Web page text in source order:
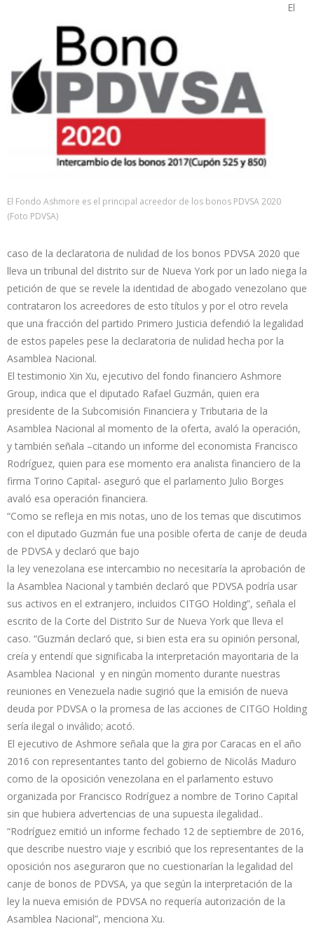
El Fondo Ashmore es el principal acreedor de los bonos PDVSA 2020
(Foto PDVSA)
El
caso de la declaratoria de nulidad de los bonos PDVSA 2020 que
lleva un tribunal del distrito sur de Nueva York por un lado niega la
petición de que se revele la identidad de abogado venezolano que
contrataron los acreedores de esto títulos y por el otro revela
que una fracción del partido Primero Justicia defendió la legalidad
de estos papeles pese la declaratoria de nulidad hecha por la
Asamblea Nacional.
El testimonio Xin Xu, ejecutivo del fondo financiero Ashmore
Group, indica que el diputado Rafael Guzmán, quien era
presidente de la Subcomisión Financiera y Tributaria de la
Asamblea Nacional al momento de la oferta, avaló la operación,
y también señala –citando un informe del economista Francisco
Rodríguez, quien para ese momento era analista financiero de la
firma Torino Capital- aseguró que el parlamento Julio Borges
avaló esa operación financiera.
“Como se refleja en mis notas, uno de los temas que discutimos
con el diputado Guzmán fue una posible oferta de canje de deuda
de PDVSA y declaró que bajo
la ley venezolana ese intercambio no necesitaría la aprobación de
la Asamblea Nacional y también declaró que PDVSA podría usar
sus activos en el extranjero, incluidos CITGO Holding”, señala el
escrito de la Corte del Distrito Sur de Nueva York que lleva el
caso. “Guzmán declaró que, si bien esta era su opinión personal,
creía y entendí que significaba la interpretación mayoritaria de la
Asamblea Nacional y en ningún momento durante nuestras
reuniones en Venezuela nadie sugirió que la emisión de nueva
deuda por PDVSA o la promesa de las acciones de CITGO Holding
sería ilegal o inválido; acotó.
El ejecutivo de Ashmore señala que la gira por Caracas en el año
2016 con representantes tanto del gobierno de Nicolás Maduro
como de la oposición venezolana en el parlamento estuvo
organizada por Francisco Rodríguez a nombre de Torino Capital
sin que hubiera advertencias de una supuesta ilegalidad..
“Rodríguez emitió un informe fechado 12 de septiembre de 2016,
que describe nuestro viaje y escribió que los representantes de la
oposición nos aseguraron que no cuestionarían la legalidad del
canje de bonos de PDVSA, ya que según la interpretación de la
ley la nueva emisión de PDVSA no requería autorización de la
Asamblea Nacional”, menciona Xu.